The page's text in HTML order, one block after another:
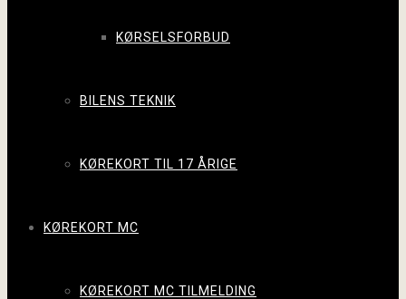
KØRSELSFORBUD
BILENS TEKNIK
KØREKORT TIL 17 ÅRIGE
KØREKORT MC
KØREKORT MC TILMELDING